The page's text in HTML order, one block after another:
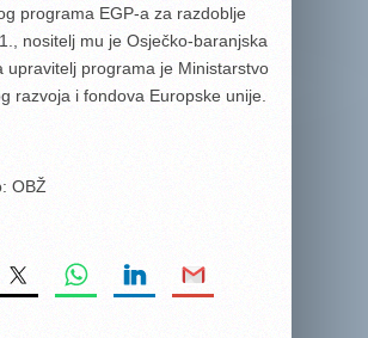
programa EGP-a za razdoblje
nositelj mu je Osječko-baranjska
upravitelj programa je Ministarstvo
razvoja i fondova Europske unije.
OBŽ